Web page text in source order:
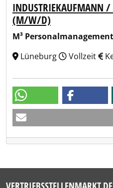
INDUSTRIEKAUFMANN /
(M/W/D)
M³
Lüneburg
Vollzeit